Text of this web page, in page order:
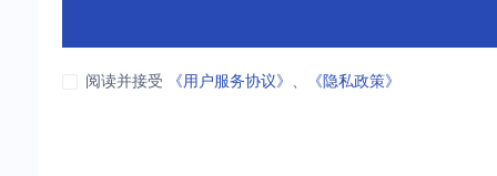
阅读并接受 《用户服务协议》 、 《隐私政策》